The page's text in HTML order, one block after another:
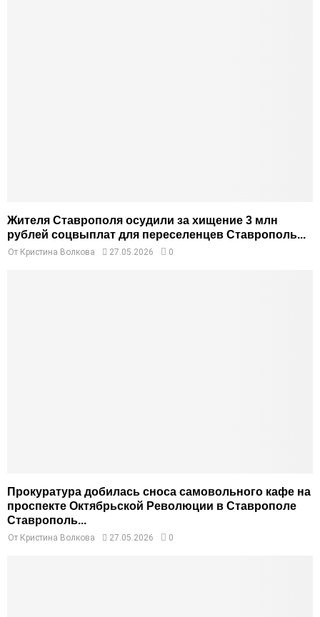
Жителя Ставрополя осудили за хищение 3 млн
рублей соцвыплат для переселенцев Ставрополь...
От Кристина Волкова 27.05.2026 0
Прокуратура добилась сноса самовольного кафе на
проспекте Октябрьской Революции в Ставрополе
Ставрополь...
От Кристина Волкова 27.05.2026 0